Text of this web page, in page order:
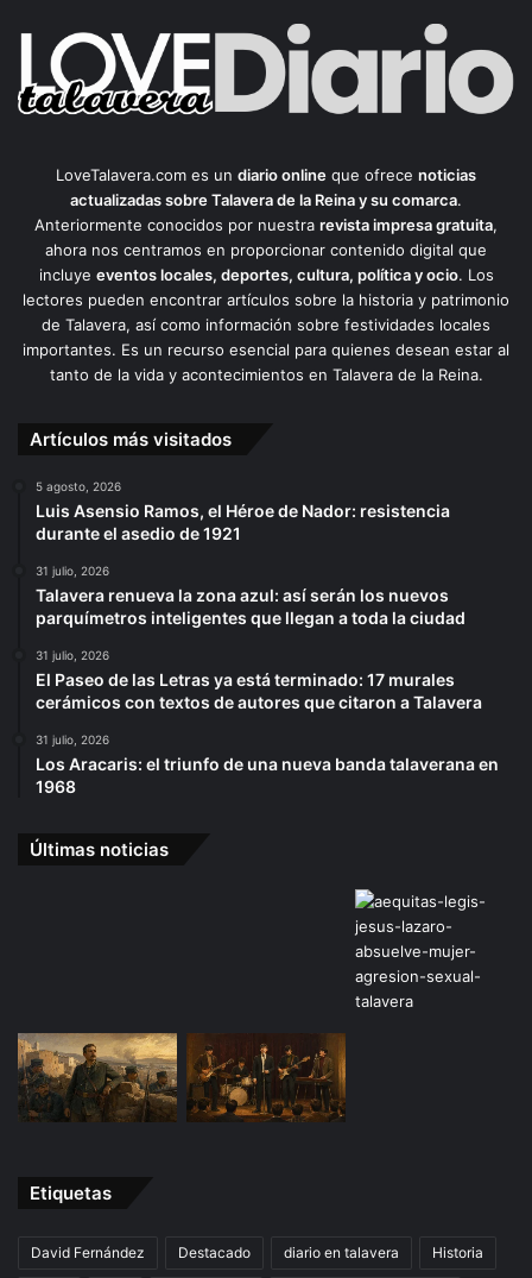
LoveTalavera.com es un diario online que ofrece noticias
actualizadas sobre Talavera de la Reina y su comarca.
Anteriormente conocidos por nuestra revista impresa gratuita,
ahora nos centramos en proporcionar contenido digital que
incluye eventos locales, deportes, cultura, política y ocio. Los
lectores pueden encontrar artículos sobre la historia y patrimonio
de Talavera, así como información sobre festividades locales
importantes. Es un recurso esencial para quienes desean estar al
tanto de la vida y acontecimientos en Talavera de la Reina.
Artículos más visitados
5 agosto, 2026
Luis Asensio Ramos, el Héroe de Nador: resistencia
durante el asedio de 1921
31 julio, 2026
Talavera renueva la zona azul: así serán los nuevos
parquímetros inteligentes que llegan a toda la ciudad
31 julio, 2026
El Paseo de las Letras ya está terminado: 17 murales
cerámicos con textos de autores que citaron a Talavera
31 julio, 2026
Los Aracaris: el triunfo de una nueva banda talaverana en
1968
Últimas noticias
Etiquetas
David Fernández Destacado diario en talavera Historia